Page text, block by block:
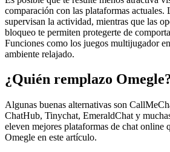
comparación con las plataformas actuales.
supervisan la actividad, mientras que las
bloqueo te permiten protegerte de
Funciones como los juegos multijugador
ambiente relajado.
¿Quién remplazo
Algunas buenas alternativas son
ChatHub, Tinychat, EmeraldChat y
eleven mejores plataformas de chat online
Omegle en este artículo.